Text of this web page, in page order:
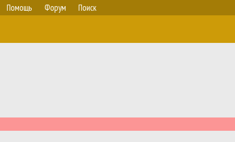
Помощь Форум Поиск